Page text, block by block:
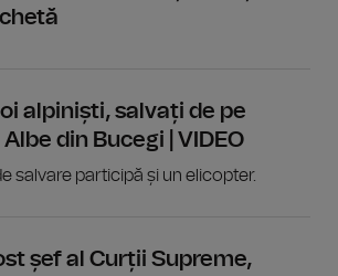
alpiniști, salvați de pe
din Bucegi | VIDEO
salvare participă și un elicopter.
șef al Curții Supreme,